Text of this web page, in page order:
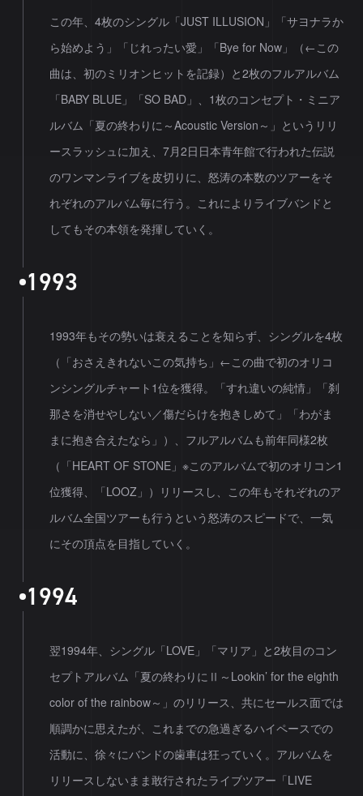
この年、4枚のシングル「JUST ILLUSION」「サヨナラか
ら始めよう」「じれったい愛」「Bye for Now」（←この
曲は、初のミリオンヒットを記録）と2枚のフルアルバム
「BABY BLUE」「SO BAD」、1枚のコンセプト・ミニア
ルバム「夏の終わりに～Acoustic Version～」というリリ
ースラッシュに加え、7月2日日本青年館で行われた伝説
のワンマンライブを皮切りに、怒涛の本数のツアーをそ
れぞれのアルバム毎に行う。これによりライブバンドと
してもその本領を発揮していく。
1993
1993年もその勢いは衰えることを知らず、シングルを4枚
（「おさえきれないこの気持ち」←この曲で初のオリコ
ンシングルチャート1位を獲得。「すれ違いの純情」「刹
那さを消せやしない／傷だらけを抱きしめて」「わがま
まに抱き合えたなら」）、フルアルバムも前年同様2枚
（「HEART OF STONE」※このアルバムで初のオリコン1
位獲得、「LOOZ」）リリースし、この年もそれぞれのア
ルバム全国ツアーも行うという怒涛のスピードで、一気
にその頂点を目指していく。
1994
翌1994年、シングル「LOVE」「マリア」と2枚目のコン
セプトアルバム「夏の終わりにⅡ～Lookin’ for the eighth
color of the rainbow～」のリリース、共にセールス面では
順調かに思えたが、これまでの急過ぎるハイペースでの
活動に、徐々にバンドの歯車は狂っていく。アルバムを
リリースしないまま敢行されたライブツアー「LIVE